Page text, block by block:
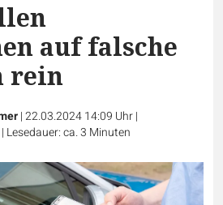
auf falsche
rein
|22.03.2024 14:09 Uhr|
| Lesedauer: ca. 3 Minuten